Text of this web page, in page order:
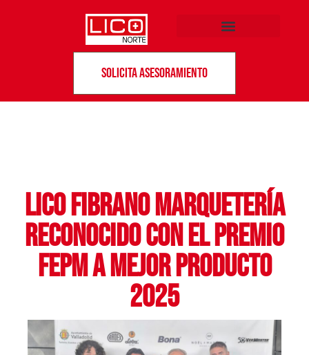
Solicita asesoramiento
Lico Fibrano Marquetería
reconocido con el Premio
FEPM a Mejor Producto
2025